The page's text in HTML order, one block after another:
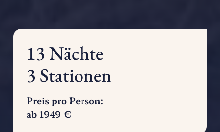
13 Nächte
3 Stationen
Preis pro Person:
ab 1949 €